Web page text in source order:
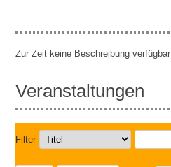
Zur Zeit keine Beschreibung verfügbar
Veranstaltungen
Filter